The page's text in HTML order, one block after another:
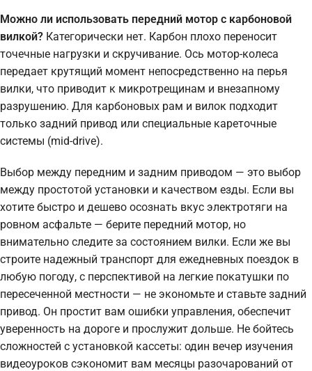
Можно ли использовать передний мотор с карбоновой
вилкой? Категорически нет. Карбон плохо переносит
точечные нагрузки и скручивание. Ось мотор-колеса
передает крутящий момент непосредственно на перья
вилки, что приводит к микротрещинам и внезапному
разрушению. Для карбоновых рам и вилок подходит
только задний привод или специальные кареточные
системы (mid-drive).
Выбор между передним и задним приводом — это выбор
между простотой установки и качеством езды. Если вы
хотите быстро и дешево осознать вкус электротяги на
ровном асфальте — берите передний мотор, но
внимательно следите за состоянием вилки. Если же вы
строите надежный транспорт для ежедневных поездок в
любую погоду, с перспективой на легкие покатушки по
пересеченной местности — не экономьте и ставьте задний
привод. Он простит вам ошибки управления, обеспечит
уверенность на дороге и прослужит дольше. Не бойтесь
сложностей с установкой кассеты: один вечер изучения
видеоуроков сэкономит вам месяцы разочарований от